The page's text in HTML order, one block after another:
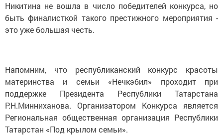
Никитина не вошла в число победителей конкурса, но
быть финалисткой такого престижного мероприятия -
это уже большая честь.
Напомним, что республиканский конкурс красоты
материнства и семьи «Нечкэбил» проходит при
поддержке Президента Республики Татарстана
Р.Н.Минниханова. Организатором Конкурса является
Региональная общественная организация Республики
Татарстан «Под крылом семьи».